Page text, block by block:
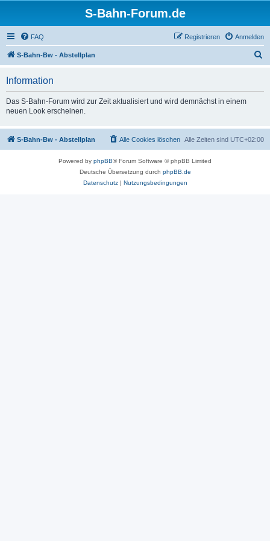
S-Bahn-Forum.de
FAQ Anmelden
Registrieren
S-Bahn-Bw - Abstellplan
Information
Das S-Bahn-Forum wird zur Zeit aktualisiert und wird demnächst in einem
neuen Look erscheinen.
S-Bahn-Bw - Abstellplan Alle Zeiten sind UTC+02:00
Alle Cookies löschen
Powered by phpBB® Forum Software © phpBB Limited
Deutsche Übersetzung durch phpBB.de
Datenschutz| Nutzungsbedingungen